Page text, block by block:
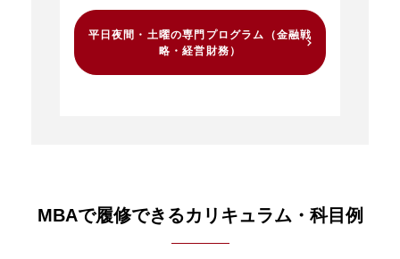
平日夜間・土曜の専門プログラム（金融戦
略・経営財務）
MBAで履修できるカリキュラム・科目例